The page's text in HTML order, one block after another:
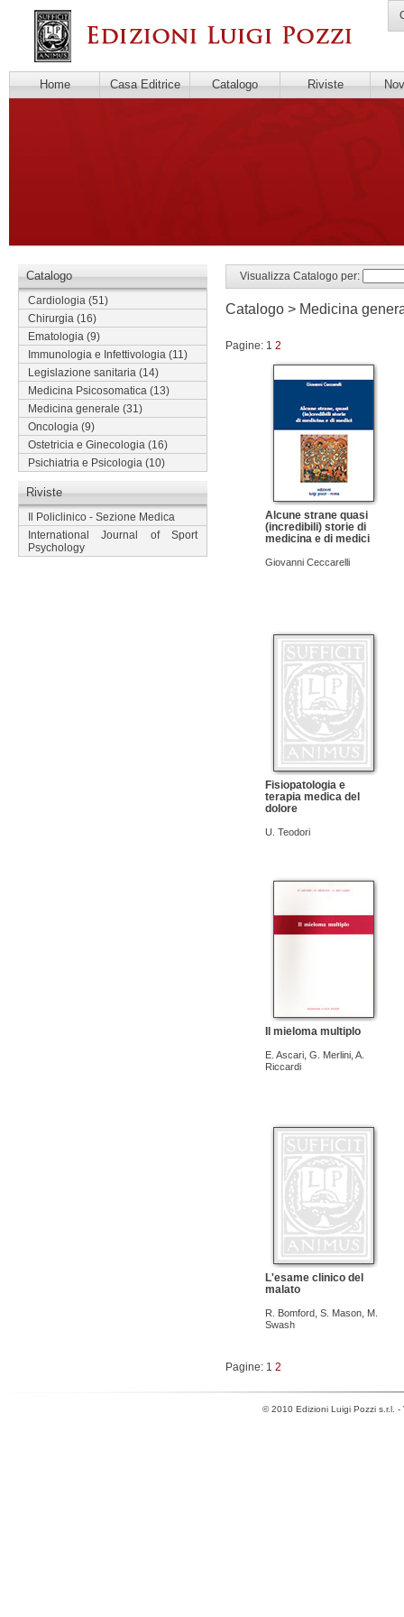
Home Casa Editrice Catalogo Riviste
Catalogo
Cardiologia (51)
Chirurgia (16)
Ematologia (9)
Immunologia e Infettivologia (11)
Legislazione sanitaria (14)
Medicina Psicosomatica (13)
Medicina generale (31)
Oncologia (9)
Ostetricia e Ginecologia (16)
Psichiatria e Psicologia (10)
Riviste
Il Policlinico - Sezione Medica
International Journal of Sport
Psychology
Visualizza Catalogo per:
Catalogo > Medicina
Pagine: 1 2
Alcune strane quasi
(incredibili) storie di
medicina e di medici
Giovanni Ceccarelli
Fisiopatologia e
terapia medica del
dolore
U. Teodori
Il mieloma multiplo
E. Ascari, G. Merlini, A.
Riccardi
L'esame clinico del
malato
R. Bomford, S. Mason, M.
Swash
Pagine: 1 2
© 2010 Edizioni Luigi Pozzi s.r.l.